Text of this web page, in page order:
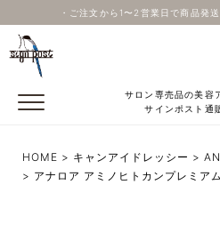
・ご注文から1〜2営業日で商品発
サロン専売品の美容
サインポスト通
HOME キャンアイドレッシー
アナロア アミノヒトカンプレミア